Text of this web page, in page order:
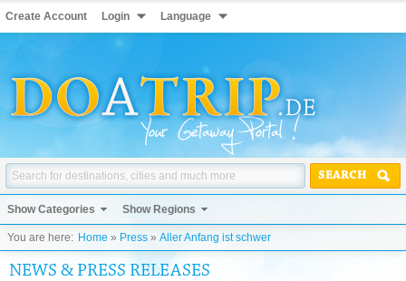
Create Account Login Language
SEARCH
Show Categories Show Regions
You are here: Home » Press » Aller Anfang ist schwer
NEWS & PRESS RELEASES